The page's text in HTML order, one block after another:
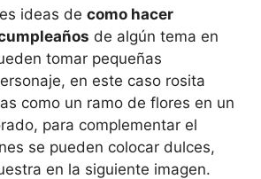
ideas de como hacer
de algún tema en
tomar pequeñas
en este caso rosita
como un ramo de flores en un
para complementar el
se pueden colocar dulces,
en la siguiente imagen.